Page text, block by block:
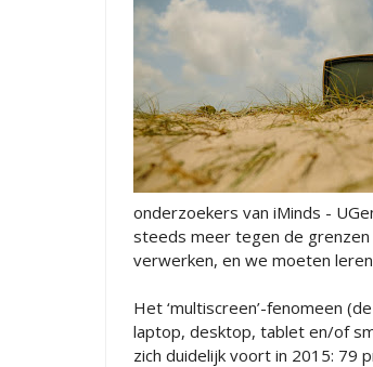
onderzoekers van iMinds -
steeds meer tegen de grenzen
verwerken, en we moeten
Het ‘multiscreen’-fenomeen
laptop, desktop, tablet en/of
zich duidelijk voort in 2015: 79